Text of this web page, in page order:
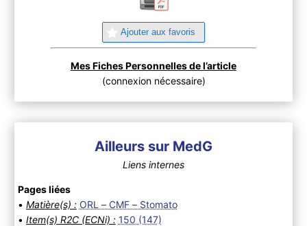
Ajouter aux favoris
Mes Fiches Personnelles de l’article
(connexion nécessaire)
Ailleurs sur MedG
Liens internes
Pages liées
• Matière(s) : ORL – CMF – Stomato
• Item(s) R2C (ECNi) : 150 (147)